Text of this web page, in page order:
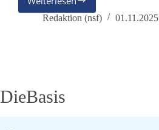
Unsichtbar
gemacht
Medien
zum
Redaktion (nsf) 01.11.2025
DieBasis